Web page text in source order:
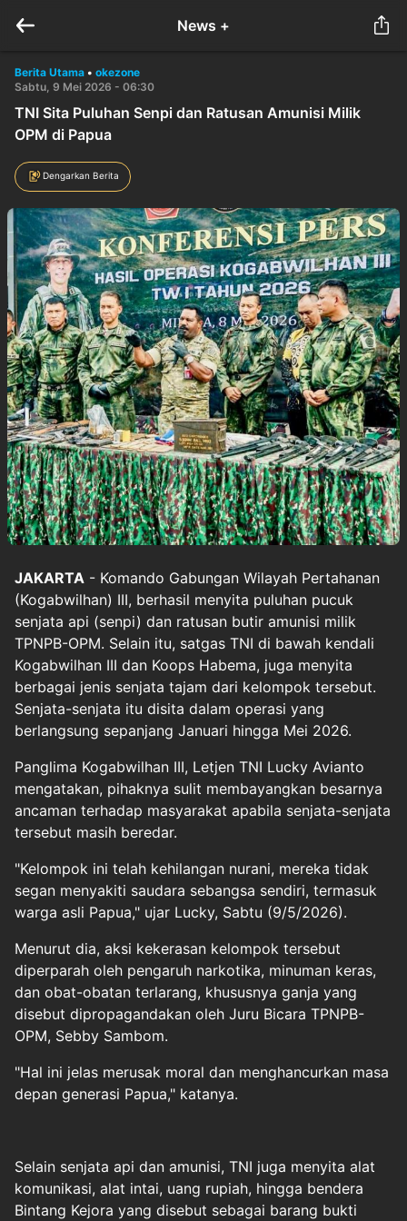
News +
Berita Utama • okezone
Sabtu, 9 Mei 2026 - 06:30
TNI Sita Puluhan Senpi dan Ratusan Amunisi Milik
OPM di Papua
Dengarkan Berita
JAKARTA - Komando Gabungan Wilayah Pertahanan
(Kogabwilhan) III, berhasil menyita puluhan pucuk
senjata api (senpi) dan ratusan butir amunisi milik
TPNPB-OPM. Selain itu, satgas TNI di bawah kendali
Kogabwilhan III dan Koops Habema, juga menyita
berbagai jenis senjata tajam dari kelompok tersebut.
Senjata-senjata itu disita dalam operasi yang
berlangsung sepanjang Januari hingga Mei 2026.
Panglima Kogabwilhan III, Letjen TNI Lucky Avianto
mengatakan, pihaknya sulit membayangkan besarnya
ancaman terhadap masyarakat apabila senjata-senjata
tersebut masih beredar.
"Kelompok ini telah kehilangan nurani, mereka tidak
segan menyakiti saudara sebangsa sendiri, termasuk
warga asli Papua," ujar Lucky, Sabtu (9/5/2026).
Menurut dia, aksi kekerasan kelompok tersebut
diperparah oleh pengaruh narkotika, minuman keras,
dan obat-obatan terlarang, khususnya ganja yang
disebut dipropagandakan oleh Juru Bicara TPNPB-
OPM, Sebby Sambom.
"Hal ini jelas merusak moral dan menghancurkan masa
depan generasi Papua," katanya.
Selain senjata api dan amunisi, TNI juga menyita alat
komunikasi, alat intai, uang rupiah, hingga bendera
Bintang Kejora yang disebut sebagai barang bukti